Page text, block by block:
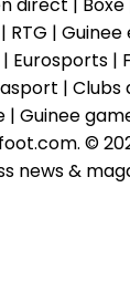
RTG |
Eurosports |
| Clubs
| Guinee
©
news &